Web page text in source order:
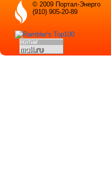
© 2009 Портал-Энерго
(910) 905-20-89